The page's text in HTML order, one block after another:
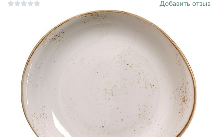
Добавить отзыв